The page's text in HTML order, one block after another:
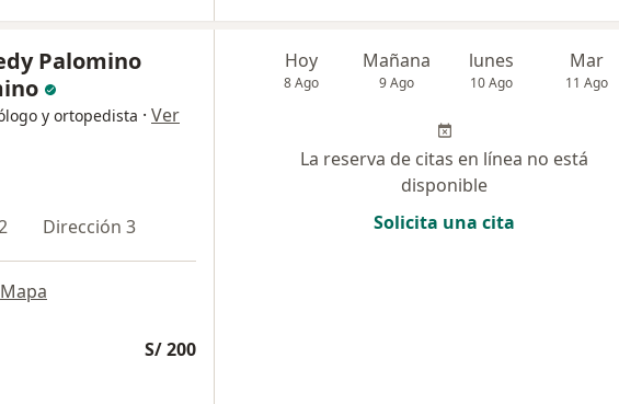
Palomino
y ortopedista · Ver
Dirección 3
Mapa
S/ 200
Hoy
8 Ago
Mañana
9 Ago
lunes
10 Ago
Mar
11 Ago
La reserva de citas en línea no está
disponible
Solicita una cita